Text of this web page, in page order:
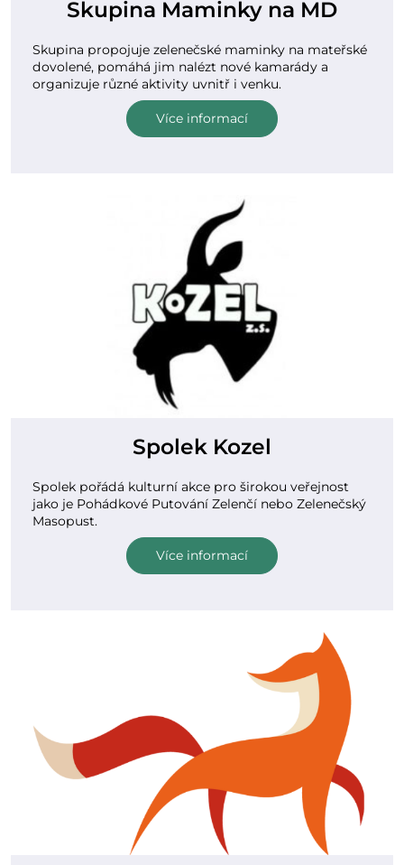
Skupina Maminky na MD
Skupina propojuje zelenečské maminky na mateřské
dovolené, pomáhá jim nalézt nové kamarády a
organizuje různé aktivity uvnitř i venku.
Více informací
Spolek Kozel
Spolek pořádá kulturní akce pro širokou veřejnost
jako je Pohádkové Putování Zelenčí nebo Zelenečský
Masopust.
Více informací